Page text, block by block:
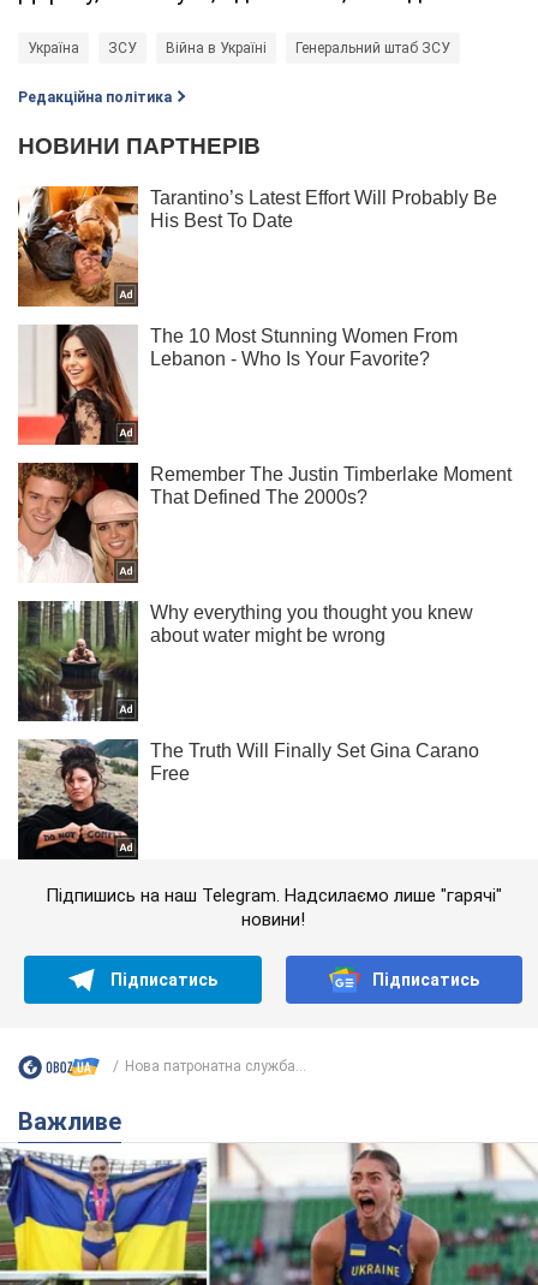
Україна ЗСУ Війна в Україні Генеральний штаб ЗСУ
Редакційна політика
Підпишись на наш Telegram. Надсилаємо лише "гарячі"
новини!
Підписатись Підписатись
Нова патронатна служба...
Важливе